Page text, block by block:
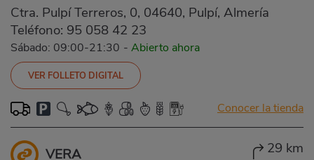
Ctra. Pulpí Terreros, 0, 04640, Pulpí, Almería
Teléfono: 95 058 42 23
Sábado: 09:00-21:30 - Abierto ahora
VER FOLLETO DIGITAL
Conocer la tienda
VERA 29 km